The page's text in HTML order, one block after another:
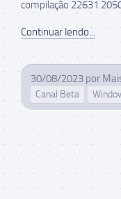
compilação
Continuar lendo...
30/08/2023 por
Canal Beta